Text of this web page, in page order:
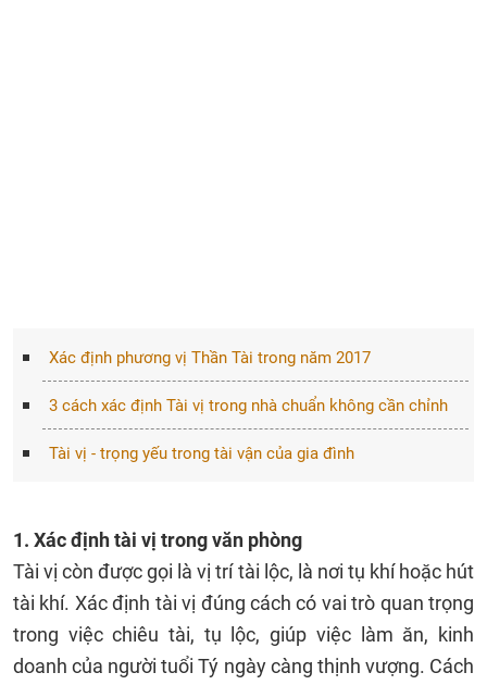
Xác định phương vị Thần Tài trong năm 2017
3 cách xác định Tài vị trong nhà chuẩn không cần chỉnh
Tài vị - trọng yếu trong tài vận của gia đình
1. Xác định tài vị trong văn phòng
Tài vị còn được gọi là vị trí tài lộc, là nơi tụ khí hoặc hút
tài khí. Xác định tài vị đúng cách có vai trò quan trọng
trong việc chiêu tài, tụ lộc, giúp việc làm ăn, kinh
doanh của người tuổi Tý ngày càng thịnh vượng. Cách